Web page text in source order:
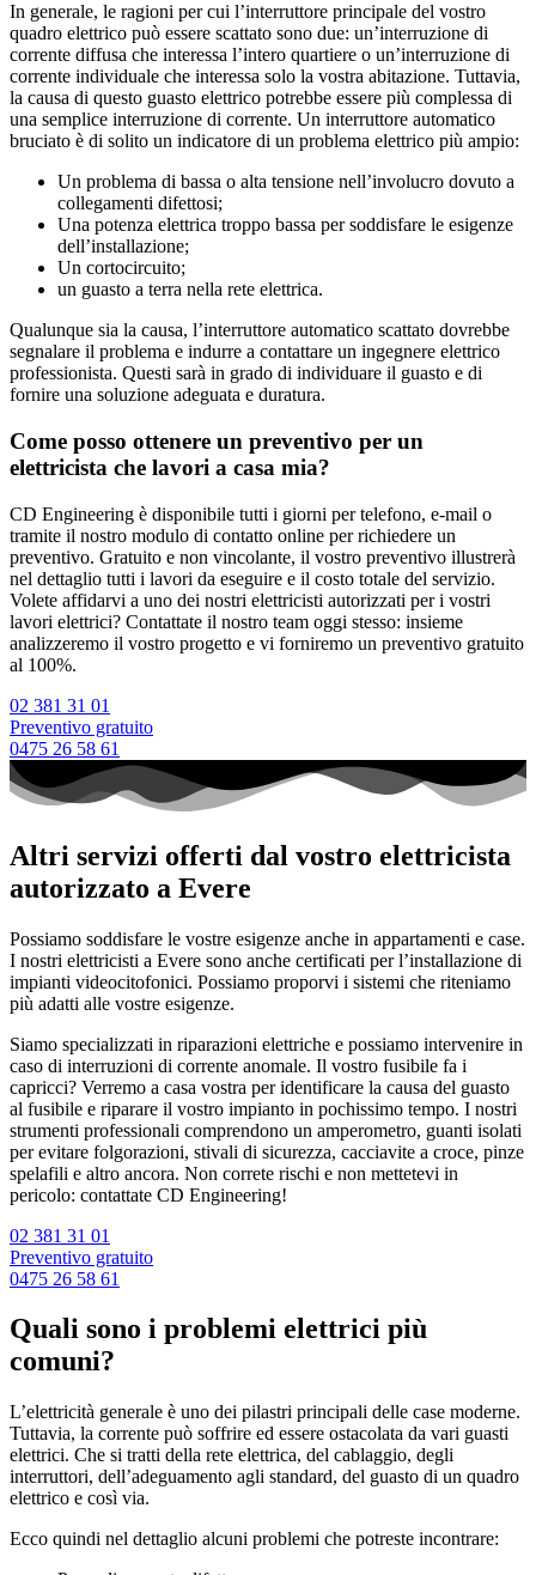
In generale, le ragioni per cui l’interruttore principale del vostro
quadro elettrico può essere scattato sono due: un’interruzione di
corrente diffusa che interessa l’intero quartiere o un’interruzione di
corrente individuale che interessa solo la vostra abitazione. Tuttavia,
la causa di questo guasto elettrico potrebbe essere più complessa di
una semplice interruzione di corrente. Un interruttore automatico
bruciato è di solito un indicatore di un problema elettrico più ampio:
Un problema di bassa o alta tensione nell’involucro dovuto a
collegamenti difettosi;
Una potenza elettrica troppo bassa per soddisfare le esigenze
dell’installazione;
Un cortocircuito;
un guasto a terra nella rete elettrica.
Qualunque sia la causa, l’interruttore automatico scattato dovrebbe
segnalare il problema e indurre a contattare un ingegnere elettrico
professionista. Questi sarà in grado di individuare il guasto e di
fornire una soluzione adeguata e duratura.
Come posso ottenere un preventivo per un
elettricista che lavori a casa mia?
CD Engineering è disponibile tutti i giorni per telefono, e-mail o
tramite il nostro modulo di contatto online per richiedere un
preventivo. Gratuito e non vincolante, il vostro preventivo illustrerà
nel dettaglio tutti i lavori da eseguire e il costo totale del servizio.
Volete affidarvi a uno dei nostri elettricisti autorizzati per i vostri
lavori elettrici? Contattate il nostro team oggi stesso: insieme
analizzeremo il vostro progetto e vi forniremo un preventivo gratuito
al 100%.
02 381 31 01
Preventivo gratuito
0475 26 58 61
Altri servizi offerti dal vostro elettricista
autorizzato a Evere
Possiamo soddisfare le vostre esigenze anche in appartamenti e case.
I nostri elettricisti a Evere sono anche certificati per l’installazione di
impianti videocitofonici. Possiamo proporvi i sistemi che riteniamo
più adatti alle vostre esigenze.
Siamo specializzati in riparazioni elettriche e possiamo intervenire in
caso di interruzioni di corrente anomale. Il vostro fusibile fa i
capricci? Verremo a casa vostra per identificare la causa del guasto
al fusibile e riparare il vostro impianto in pochissimo tempo. I nostri
strumenti professionali comprendono un amperometro, guanti isolati
per evitare folgorazioni, stivali di sicurezza, cacciavite a croce, pinze
spelafili e altro ancora. Non correte rischi e non mettetevi in
pericolo: contattate CD Engineering!
02 381 31 01
Preventivo gratuito
0475 26 58 61
Quali sono i problemi elettrici più
comuni?
L’elettricità generale è uno dei pilastri principali delle case moderne.
Tuttavia, la corrente può soffrire ed essere ostacolata da vari guasti
elettrici. Che si tratti della rete elettrica, del cablaggio, degli
interruttori, dell’adeguamento agli standard, del guasto di un quadro
elettrico e così via.
Ecco quindi nel dettaglio alcuni problemi che potreste incontrare: